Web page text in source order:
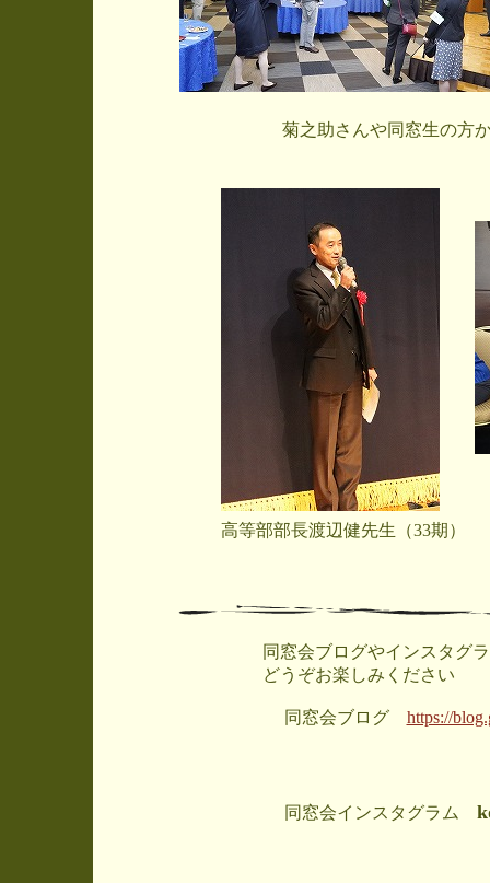
菊之助さんや同窓生の方
高等部部長渡辺健先生（33期）
同窓会ブログやインスタグ
どうぞお楽しみください
同窓会ブログ https://
同窓会インスタグラム